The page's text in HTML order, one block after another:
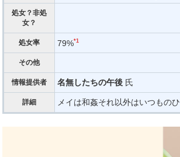
処女？非処
女？
処女率 79%*1
その他
情報提供者 名無したちの午後 氏
詳細 メイは和姦それ以外はいつもの